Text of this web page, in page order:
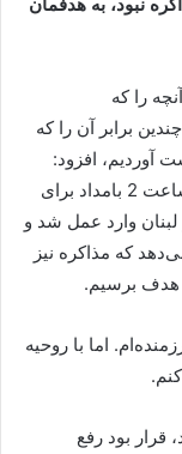
را که
برابر آن را که
آوردیم، افزود:
شما دیدید که ترامپ، رئیس‌جمهور آمریکا، تا ساعت 2 بامداد برای
وارد عمل شد و
که مذاکره نیز
هدف برسیم.
اما با روحیه
بود رفع